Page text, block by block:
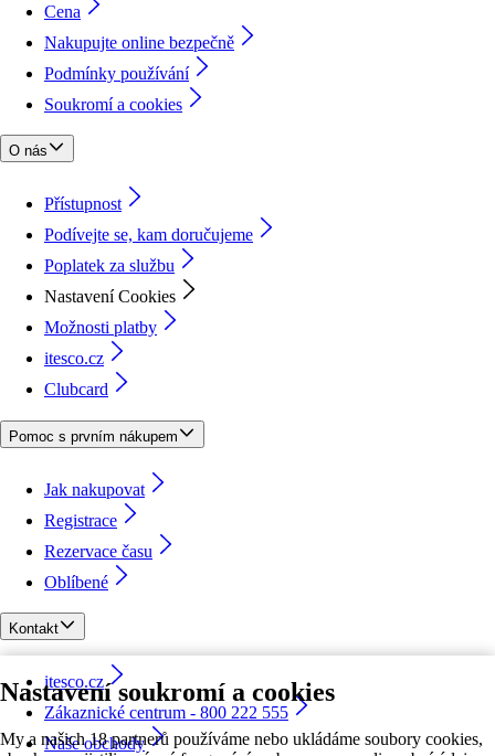
Nastavení soukromí a cookies
My a našich 18 partnerů používáme nebo ukládáme soubory cookies,
Cena
Nakupujte online bezpečně
Podmínky používání
Soukromí a cookies
O nás
Přístupnost
Podívejte se, kam doručujeme
Poplatek za službu
Nastavení Cookies
Možnosti platby
itesco.cz
Clubcard
Pomoc s prvním nákupem
Jak nakupovat
Registrace
Rezervace času
Oblíbené
Kontakt
itesco.cz
Zákaznické centrum - 800 222 555
Naše obchody